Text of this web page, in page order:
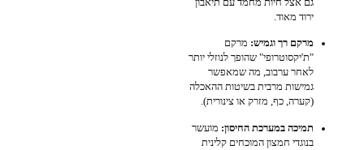
גם אצל חיות מחמד עם תיאבון
ירוד מאוד.
מרקם רך וגמיש: מרקם
"ת'יקסוטרופי" שהופך לנוזלי יותר
לאחר ערבוב, מה שמאפשר
גמישות מרבית בשיטות ההאכלה
(קערה, כף, מזרק או צינורית).
תמיכה במערכת החיסון: מועשר
בנוגדי חמצון המוכחים קלינית